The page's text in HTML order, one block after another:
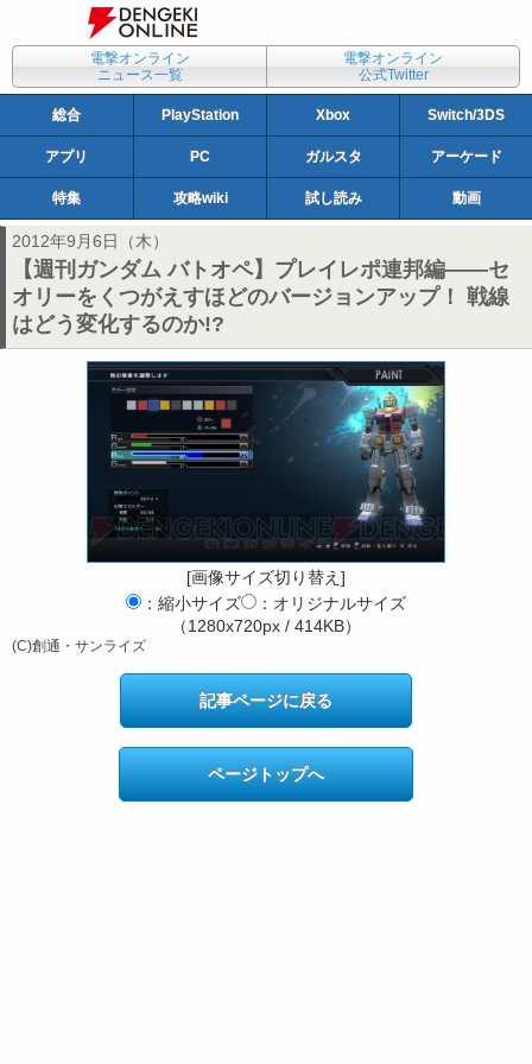
電撃オンライン
ニュース一覧
電撃オンライン
公式Twitter
総合 PlayStation Xbox Switch/3DS
アプリ PC ガルスタ アーケード
特集 攻略wiki 試し読み 動画
2012年9月6日（木）
【週刊ガンダム バトオペ】プレイレポ連邦編――セ
オリーをくつがえすほどのバージョンアップ！ 戦線
はどう変化するのか!?
[画像サイズ切り替え]
：縮小サイズ
：オリジナルサイズ
（1280x720px / 414KB）
(C)創通・サンライズ
記事ページに戻る
ページトップへ